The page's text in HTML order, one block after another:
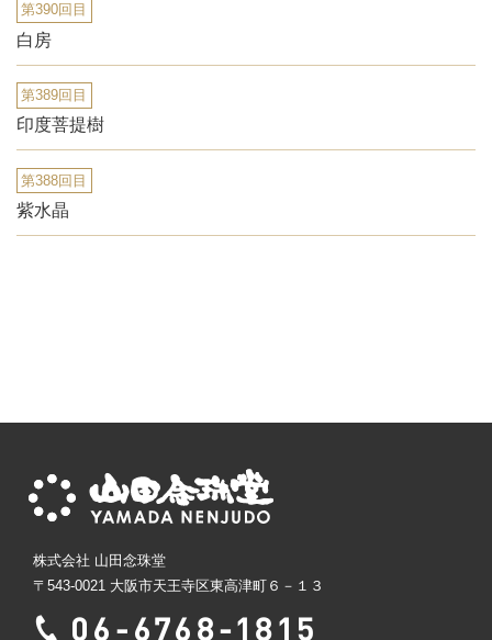
第390回目
白房
第389回目
印度菩提樹
第388回目
紫水晶
株式会社 山田念珠堂
〒543-0021 大阪市天王寺区東高津町６－１３